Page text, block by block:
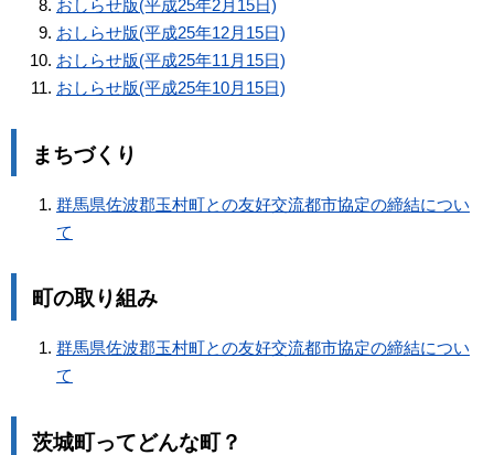
おしらせ版(平成25年2月15日)
おしらせ版(平成25年12月15日)
おしらせ版(平成25年11月15日)
おしらせ版(平成25年10月15日)
まちづくり
群馬県佐波郡玉村町との友好交流都市協定の締結につい
て
町の取り組み
群馬県佐波郡玉村町との友好交流都市協定の締結につい
て
茨城町ってどんな町？